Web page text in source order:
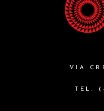
VIA
TEL.